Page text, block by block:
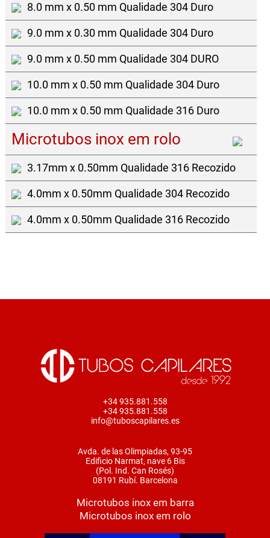
8.0 mm x 0.50 mm Qualidade 304 Duro
9.0 mm x 0.30 mm Qualidade 304 Duro
9.0 mm x 0.50 mm Qualidade 304 DURO
10.0 mm x 0.50 mm Qualidade 304 Duro
10.0 mm x 0.50 mm Qualidade 316 Duro
Microtubos inox em rolo
3.17mm x 0.50mm Qualidade 316 Recozido
4.0mm x 0.50mm Qualidade 304 Recozido
4.0mm x 0.50mm Qualidade 316 Recozido
+34 935.881.558
+34 935.881.558
info@tuboscapilares.es
Avda. de las Olimpiadas, 93-95
Edificio Narmat, nave 6 Bis
(Pol. Ind. Can Rosés)
08191 Rubí. Barcelona
Microtubos inox em barra
Microtubos inox em rolo